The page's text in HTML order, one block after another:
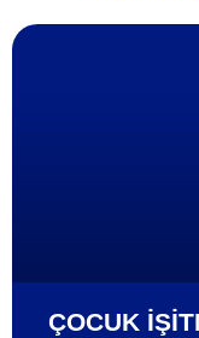
ÇOCUK